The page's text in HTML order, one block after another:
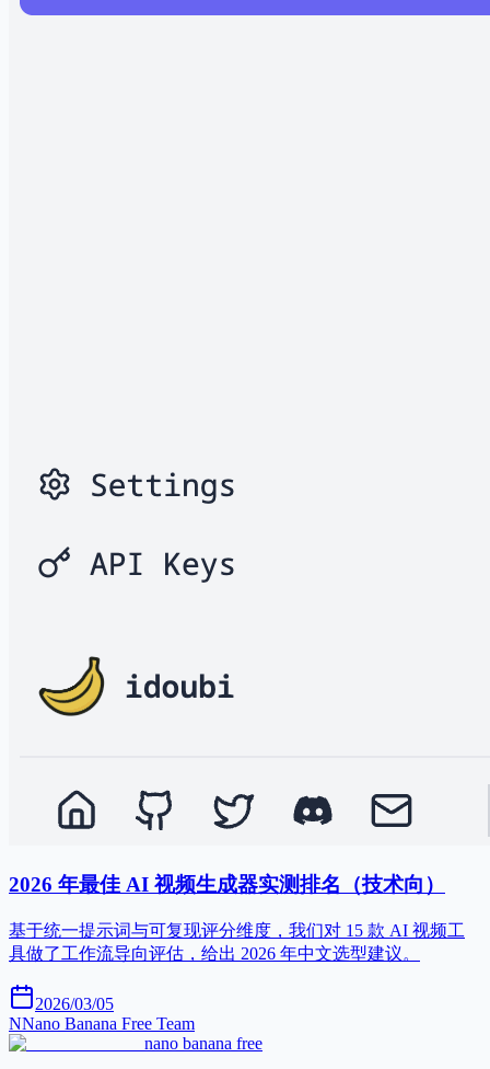
2026 年最佳 AI 视频生成器实测排名（技术向）
基于统一提示词与可复现评分维度，我们对 15 款 AI 视频工
具做了工作流导向评估，给出 2026 年中文选型建议。
2026/03/05
NNano Banana Free Team
nano banana free